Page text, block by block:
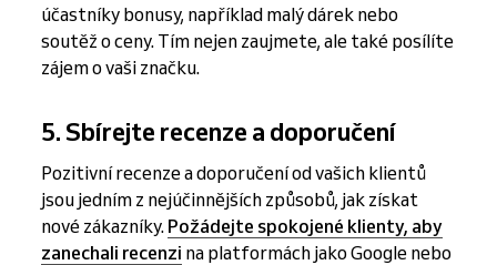
účastníky bonusy, například malý dárek nebo
soutěž o ceny. Tím nejen zaujmete, ale také posílíte
zájem o vaši značku.
5. Sbírejte recenze a doporučení
Pozitivní recenze a doporučení od vašich klientů
jsou jedním z nejúčinnějších způsobů, jak získat
nové zákazníky.Požádejte spokojené klienty, aby
zanechali recenzi na platformách jako Google nebo